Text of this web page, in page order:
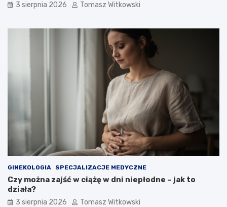
3 sierpnia 2026 Tomasz Witkowski
GINEKOLOGIA SPECJALIZACJE MEDYCZNE
Czy można zajść w ciążę w dni niepłodne – jak to
działa?
3 sierpnia 2026 Tomasz Witkowski